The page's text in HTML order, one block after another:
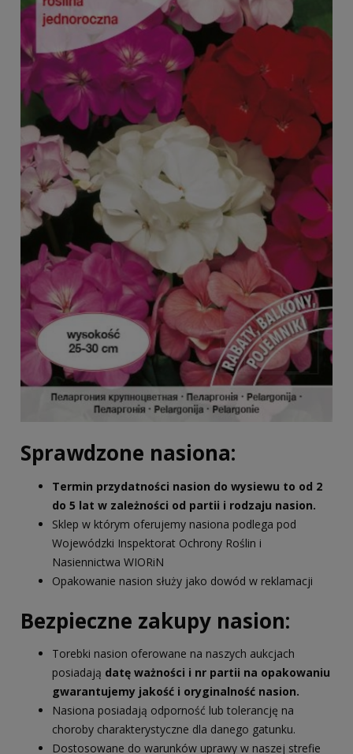
Sprawdzone nasiona:
Termin przydatności nasion do wysiewu to od 2
do 5 lat w zależności od partii i rodzaju nasion.
Sklep w którym oferujemy nasiona podlega pod
Wojewódzki Inspektorat Ochrony Roślin i
Nasiennictwa WIORiN
Opakowanie nasion służy jako dowód w reklamacji
Bezpieczne zakupy nasion:
Torebki nasion oferowane na naszych aukcjach
posiadają datę ważności i nr partii na opakowaniu
gwarantujemy jakość i oryginalność nasion.
Nasiona posiadają odporność lub tolerancję na
choroby charakterystyczne dla danego gatunku.
Dostosowane do warunków uprawy w naszej strefie